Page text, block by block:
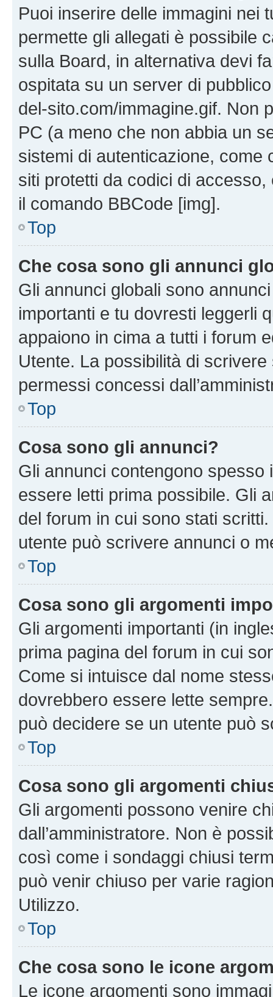
Puoi inserire delle immagini nei
permette gli allegati è possibile
sulla Board, in alternativa devi
ospitata su un server di
del-sito.com/immagine.gif. Non
PC (a meno che non abbia un
sistemi di autenticazione, come
siti protetti da codici di
il comando BBCode [img].
Top
Che cosa sono gli annunci
Gli annunci globali sono
importanti e tu dovresti leggerli
appaiono in cima a tutti i forum
Utente. La possibilità di
permessi concessi
Top
Cosa sono gli annunci?
Gli annunci contengono
essere letti prima possibile. Gli
del forum in cui sono stati
utente può scrivere annunci o
Top
Cosa sono gli argomenti
Gli argomenti importanti (in
prima pagina del forum in cui
Come si intuisce dal nome
dovrebbero essere lette
può decidere se un utente può
Top
Cosa sono gli argomenti
Gli argomenti possono venire
dall’amministratore. Non è
così come i sondaggi chiusi
può venir chiuso per varie
Utilizzo.
Top
Che cosa sono le icone
Le icone argomenti sono